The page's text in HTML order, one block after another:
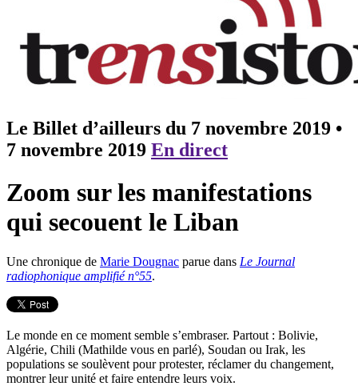
Le Billet d’ailleurs du 7 novembre 2019 •
7 novembre 2019 En direct
Zoom sur les manifestations
qui secouent le Liban
Une chronique de Marie Dougnac parue dans Le Journal
radiophonique amplifié n°55.
Le monde en ce moment semble s’embraser. Partout : Bolivie,
Algérie, Chili (Mathilde vous en parlé), Soudan ou Irak, les
populations se soulèvent pour protester, réclamer du changement,
montrer leur unité et faire entendre leurs voix.